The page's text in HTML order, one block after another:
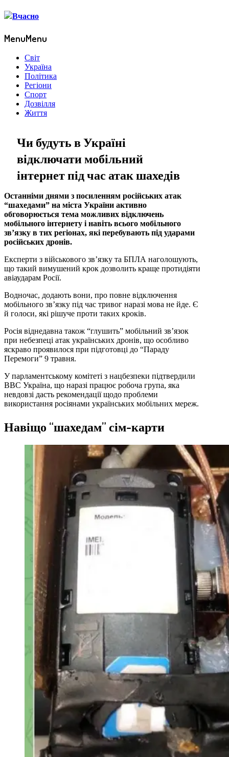
MenuMenu
Світ
Україна
Політика
Регіони
Спорт
Дозвілля
Життя
Чи будуть в Україні
відключати мобільний
інтернет під час атак шахедів
Останніми днями з посиленням російських атак
“шахедами” на міста України активно
обговорюється тема можливих відключень
мобільного інтернету і навіть всього мобільного
зв’язку в тих регіонах, які перебувають під ударами
російських дронів.
Експерти з військового зв’язку та БПЛА наголошують,
що такий вимушений крок дозволить краще протидіяти
авіаударам Росії.
Водночас, додають вони, про повне відключення
мобільного зв’язку під час тривог наразі мова не йде. Є
й голоси, які рішуче проти таких кроків.
Росія віднедавна також “глушить” мобільний зв’язок
при небезпеці атак українських дронів, що особливо
яскраво проявилося при підготовці до “Параду
Перемоги” 9 травня.
У парламентському комітеті з нацбезпеки підтвердили
BBC Україна, що наразі працює робоча група, яка
невдовзі дасть рекомендації щодо проблеми
використання росіянами українських мобільних мереж.
Навіщо “шахедам” сім-карти